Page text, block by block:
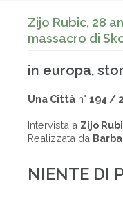
Zijo Rubic, 28
massacro di
in europa,
Una Città n° 194 /
Intervista a Zijo
Realizzata da
NIENTE DI